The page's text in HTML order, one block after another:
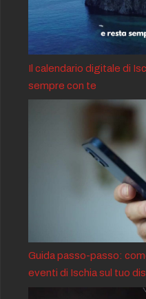
Il calendario digitale di
sempre con te
Guida passo-passo:
eventi di Ischia sul tuo